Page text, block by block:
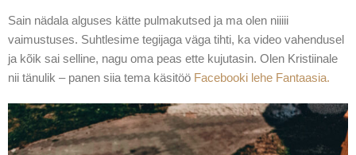
Sain nädala alguses kätte pulmakutsed ja ma olen niiiii
vaimustuses. Suhtlesime tegijaga väga tihti, ka video vahendusel
ja kõik sai selline, nagu oma peas ette kujutasin. Olen Kristiinale
nii tänulik – panen siia tema käsitöö Facebooki lehe Fantaasia.